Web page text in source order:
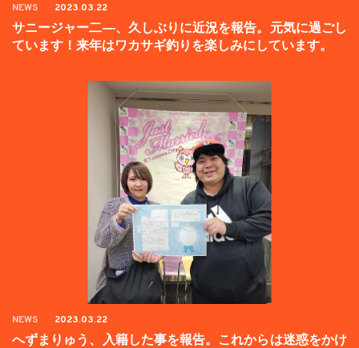
NEWS 2023.03.22
サニージャー二―、久しぶりに近況を報告。元気に過ごし
ています！来年はワカサギ釣りを楽しみにしています。
NEWS 2023.03.22
へずまりゅう、入籍した事を報告。これからは迷惑をかけ